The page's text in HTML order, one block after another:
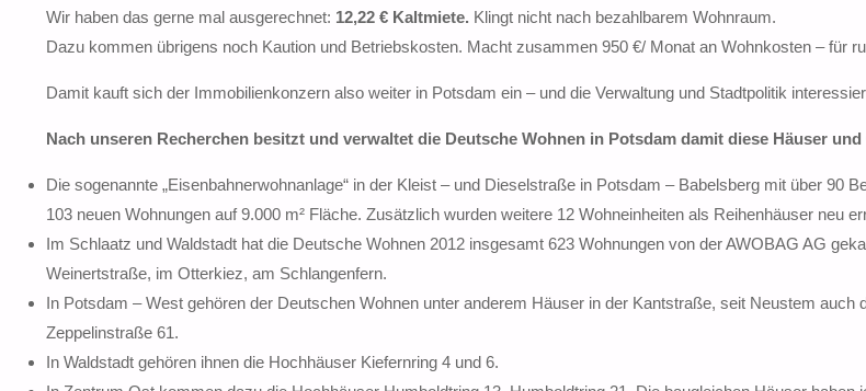
Wir haben das gerne mal ausgerechnet: 12,22 € Kaltmiete. Klingt nicht nach bezahlbarem Wohnraum.
Dazu kommen übrigens noch Kaution und Betriebskosten. Macht zusammen 950 €/ Monat an Wohnkosten – für
Damit kauft sich der Immobilienkonzern also weiter in Potsdam ein – und die Verwaltung und Stadtpolitik
Nach unseren Recherchen besitzt und verwaltet die Deutsche Wohnen in Potsdam damit diese Häuser und
Die sogenannte „Eisenbahnerwohnanlage“ in der Kleist – und Dieselstraße in Potsdam – Babelsberg mit über 90
103 neuen Wohnungen auf 9.000 m² Fläche. Zusätzlich wurden weitere 12 Wohneinheiten als Reihenhäuser neu
Im Schlaatz und Waldstadt hat die Deutsche Wohnen 2012 insgesamt 623 Wohnungen von der AWOBAG AG
Weinertstraße, im Otterkiez, am Schlangenfern.
In Potsdam – West gehören der Deutschen Wohnen unter anderem Häuser in der Kantstraße, seit Neustem auch
Zeppelinstraße 61.
In Waldstadt gehören ihnen die Hochhäuser Kiefernring 4 und 6.